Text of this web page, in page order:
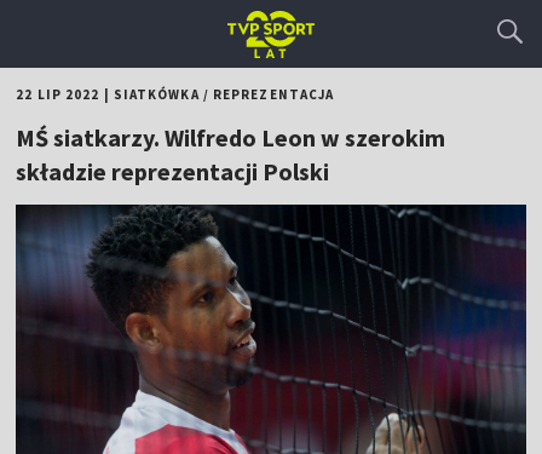
22 LIP 2022 SIATKÓWKA/ REPREZENTACJA
MŚ siatkarzy. Wilfredo Leon w szerokim
składzie reprezentacji Polski